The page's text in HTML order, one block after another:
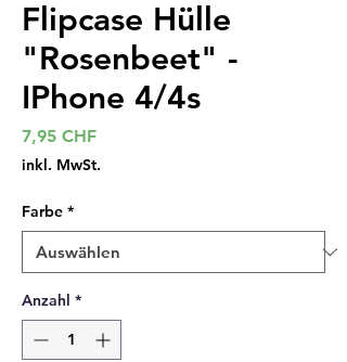
Flipcase Hülle
"Rosenbeet" -
IPhone 4/4s
7,95 CHFPreis
inkl. MwSt.
Farbe *
Anzahl *